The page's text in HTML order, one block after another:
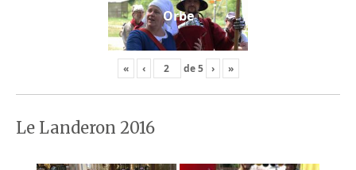
Orbe
« ‹ de5 › »
Le Landeron 2016